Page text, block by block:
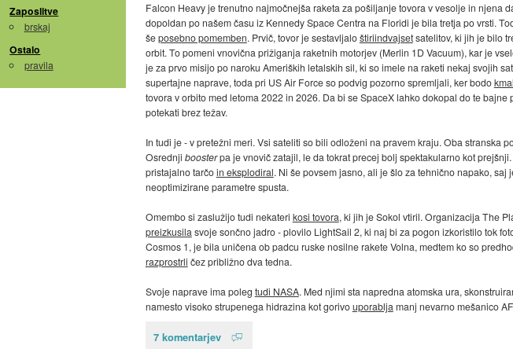
Zaposlitve
brskaj
Ostalo
pravila
Falcon Heavy je trenutno najmočnejša raketa za pošiljanje tovora v vesolje in njena
dopoldan po našem času iz Kennedy Space Centra na Floridi je bila tretja po vrsti.
šeposebno pomemben. Prvič, tovor je sestavljaloštiriindvajsetsatelitov, ki jih je bilo
orbit. To pomeni vnovična prižiganja raketnih motorjev (Merlin 1D Vacuum), kar je
je za prvo misijo po naroku Ameriških letalskih sil, ki so imele na raketi nekaj svojih
supertajne naprave, toda pri US Air Force so podvig pozorno spremljali, ker bodo
tovora v orbito med letoma 2022 in 2026. Da bi se SpaceX lahko dokopal do te
potekati brez težav.
In tudi je - v pretežni meri. Vsi sateliti so bili odloženi na pravem kraju. Oba
Osrednji boosterpa je vnovič zatajil, le da tokrat precej bolj spektakularno kot
pristajalno tarčoin eksplodiral. Ni še povsem jasno, ali je šlo za tehnično napako,
neoptimizirane parametre spusta.
Omembo si zaslužijo tudi nekateri kosi tovora, ki jih je Sokol vtiril. Organizacija The
preizkusila svoje sončno jadro - plovilo LightSail 2, ki naj bi za pogon izkoristilo tok
Cosmos 1, je bila uničena ob padcu ruske nosilne rakete Volna, medtem ko so
razprostrli čez približno dva tedna.
Svoje naprave ima poleg tudi NASA. Med njimi sta napredna atomska ura,
namesto visoko strupenega hidrazina kot gorivouporablja manj nevarno mešanico
7 komentarjev